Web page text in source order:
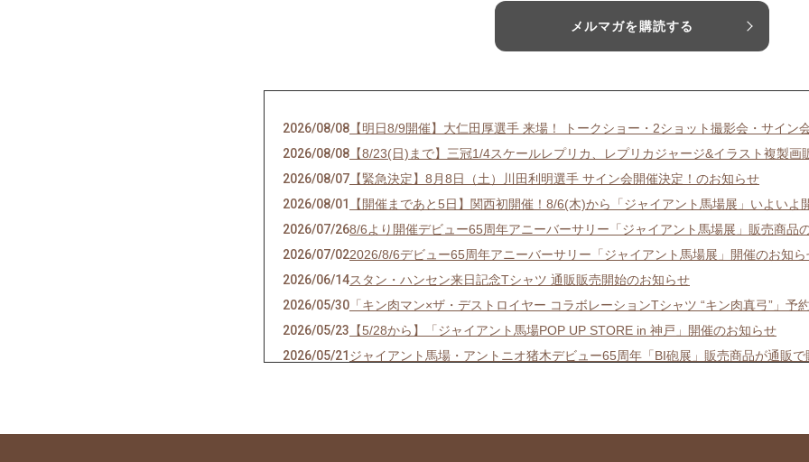
メルマガを購読する
2026/08/08 【明日8/9開催】大仁田厚選手 来場！ トークショー・2ショット撮影会・サイン
2026/08/08 【8/23(日)まで】三冠1/4スケールレプリカ、レプリカジャージ&イラスト複製画
2026/08/07 【緊急決定】8月8日（土）川田利明選手 サイン会開催決定！のお知らせ
2026/08/01
【開催まであと5日】関西初開催！8/6(木)から「ジャイアント馬場展」いよいよ
2026/07/268/6より開催デビュー65周年アニーバーサリー「ジャイアント馬場展」販売商品
2026/07/022026/8/6デビュー65周年アニーバーサリー「ジャイアント馬場展」開催のお知ら
2026/06/14スタン・ハンセン来日記念Tシャツ 通販販売開始のお知らせ
2026/05/30 「キン肉マン×ザ・デストロイヤー コラボレーションTシャツ “キン肉真弓”」予
2026/05/23 【5/28から】「ジャイアント馬場POP UP STORE in 神戸」開催のお知らせ
2026/05/21 ジャイアント馬場・アントニオ猪木デビュー65周年「BI砲展」販売商品が通販
2026/05/02【5/11まで】ジャイアント馬場・アントニオ猪木デビュー65周年「BI砲展」大